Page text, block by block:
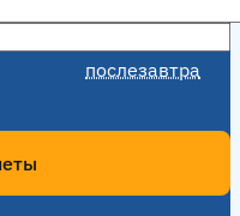
послезавтра